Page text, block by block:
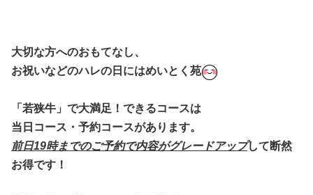
大切な方へのおもてなし、
お祝いなどのハレの日にはめいとく苑
「若狭牛」で大満足！できるコースは
当日コース・予約コースがあります。
前日19時までのご予約で内容がグレードアップして断然
お得です！